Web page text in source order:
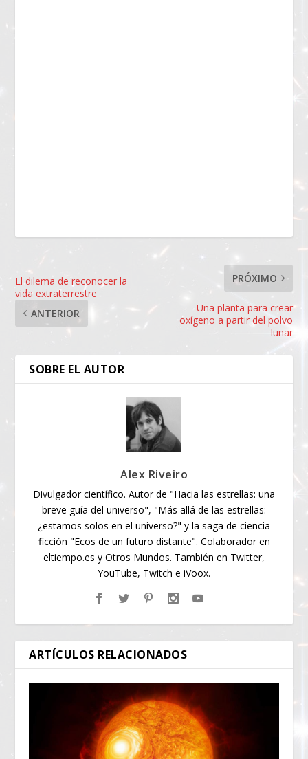
El dilema de reconocer la
vida extraterrestre
ANTERIOR
PRÓXIMO
Una planta para crear
oxígeno a partir del polvo
lunar
SOBRE EL AUTOR
Alex Riveiro
Divulgador científico. Autor de "Hacia las estrellas: una
breve guía del universo", "Más allá de las estrellas:
¿estamos solos en el universo?" y la saga de ciencia
ficción "Ecos de un futuro distante". Colaborador en
eltiempo.es y Otros Mundos. También en Twitter,
YouTube, Twitch e iVoox.
ARTÍCULOS RELACIONADOS